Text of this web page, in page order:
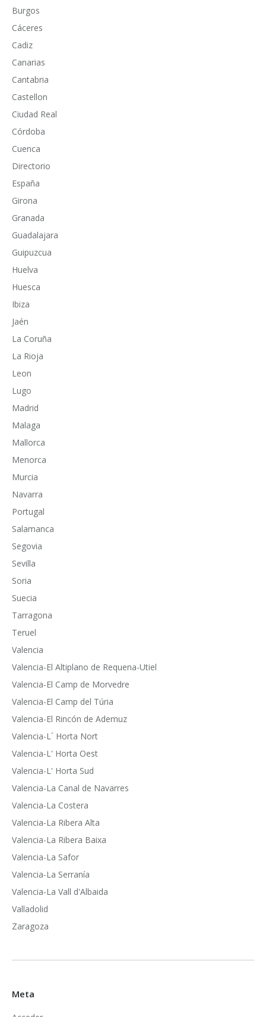
Burgos
Cáceres
Cadiz
Canarias
Cantabria
Castellon
Ciudad Real
Córdoba
Cuenca
Directorio
España
Girona
Granada
Guadalajara
Guipuzcua
Huelva
Huesca
Ibiza
Jaén
La Coruña
La Rioja
Leon
Lugo
Madrid
Malaga
Mallorca
Menorca
Murcia
Navarra
Portugal
Salamanca
Segovia
Sevilla
Soria
Suecia
Tarragona
Teruel
Valencia
Valencia-El Altiplano de Requena-Utiel
Valencia-El Camp de Morvedre
Valencia-El Camp del Túria
Valencia-El Rincón de Ademuz
Valencia-L´ Horta Nort
Valencia-L' Horta Oest
Valencia-L' Horta Sud
Valencia-La Canal de Navarres
Valencia-La Costera
Valencia-La Ribera Alta
Valencia-La Ribera Baixa
Valencia-La Safor
Valencia-La Serranía
Valencia-La Vall d'Albaida
Valladolid
Zaragoza
Meta